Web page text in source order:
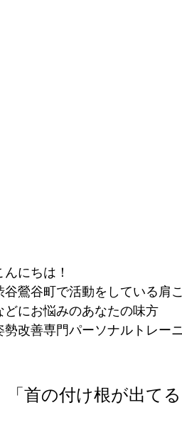
んにちは！
谷鶯谷町で活動をしている肩
どにお悩みのあなたの味方
勢改善専門パーソナルトレー
「首の付け根が出て